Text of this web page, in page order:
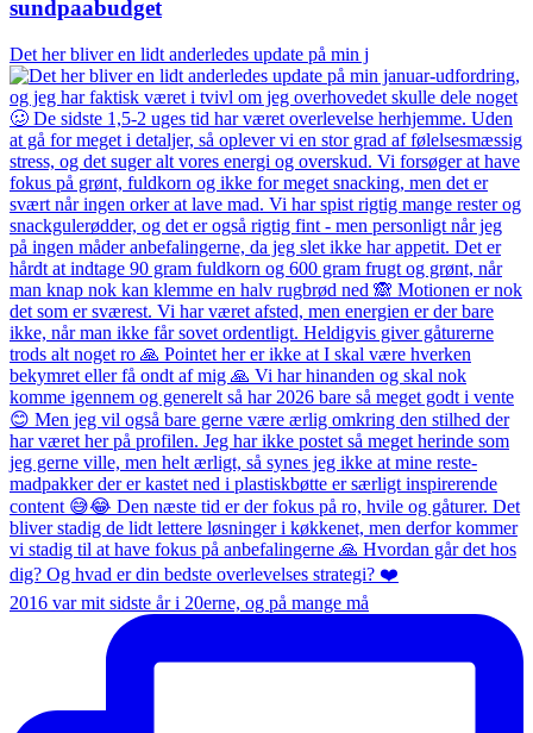
sundpaabudget
Det her bliver en lidt anderledes update på min j
2016 var mit sidste år i 20erne, og på mange må